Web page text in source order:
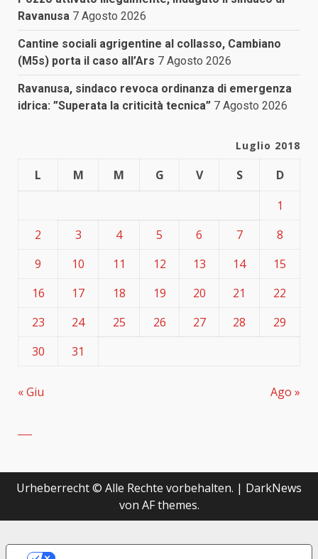
Ravanusa 7 Agosto 2026
Cantine sociali agrigentine al collasso, Cambiano
(M5s) porta il caso all’Ars 7 Agosto 2026
Ravanusa, sindaco revoca ordinanza di emergenza
idrica: ”Superata la criticità tecnica” 7 Agosto 2026
Luglio 2018
L M M G V S
D
1
2
3 4 5 6 7
8
9
10 11 12 13 14
15
16
17 18 19 20 21
22
23
24 25 26 27 28
29
30
31
« Giu Ago »
Urheberrecht © Alle Rechte vorbehalten. | DarkNews
von AF themes.